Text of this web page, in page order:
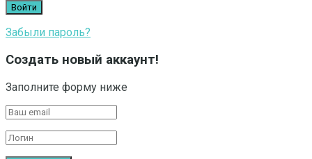
Забыли пароль?
Создать новый аккаунт!
Заполните форму ниже